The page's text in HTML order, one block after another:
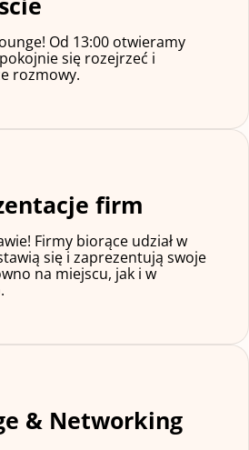
Od 13:00 otwieramy
się rozejrzeć i
rozmowy.
firm
Firmy biorące udział w
się i zaprezentują swoje
na miejscu, jak i w
& Networking